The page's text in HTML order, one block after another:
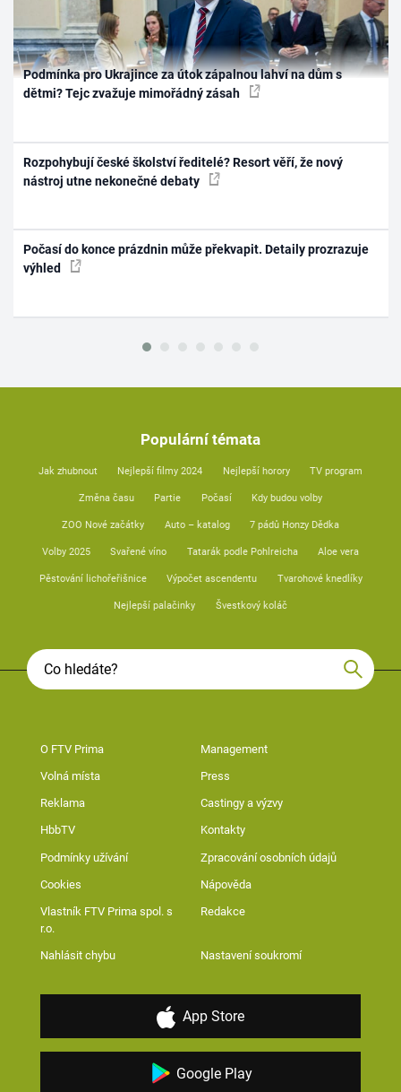
Podmínka pro Ukrajince za útok zápalnou lahví na dům s
dětmi? Tejc zvažuje mimořádný zásah
Rozpohybují české školství ředitelé? Resort věří, že nový
nástroj utne nekonečné debaty
Počasí do konce prázdnin může překvapit. Detaily prozrazuje
výhled
Populární témata
Jak zhubnout Nejlepší filmy 2024 Nejlepší horory TV program
Změna času Partie Počasí Kdy budou volby
ZOO Nové začátky Auto – katalog 7 pádů Honzy Dědka
Volby 2025 Svařené víno Tatarák podle Pohlreicha Aloe vera
Pěstování lichořeřišnice Výpočet ascendentu Tvarohové knedlíky
Nejlepší palačinky Švestkový koláč
O FTV Prima Management
Volná místa Press
Reklama Castingy a výzvy
HbbTV Kontakty
Podmínky užívání Zpracování osobních údajů
Cookies Nápověda
Vlastník FTV Prima spol. s
r.o.
Redakce
Nahlásit chybu Nastavení soukromí
App Store
Google Play